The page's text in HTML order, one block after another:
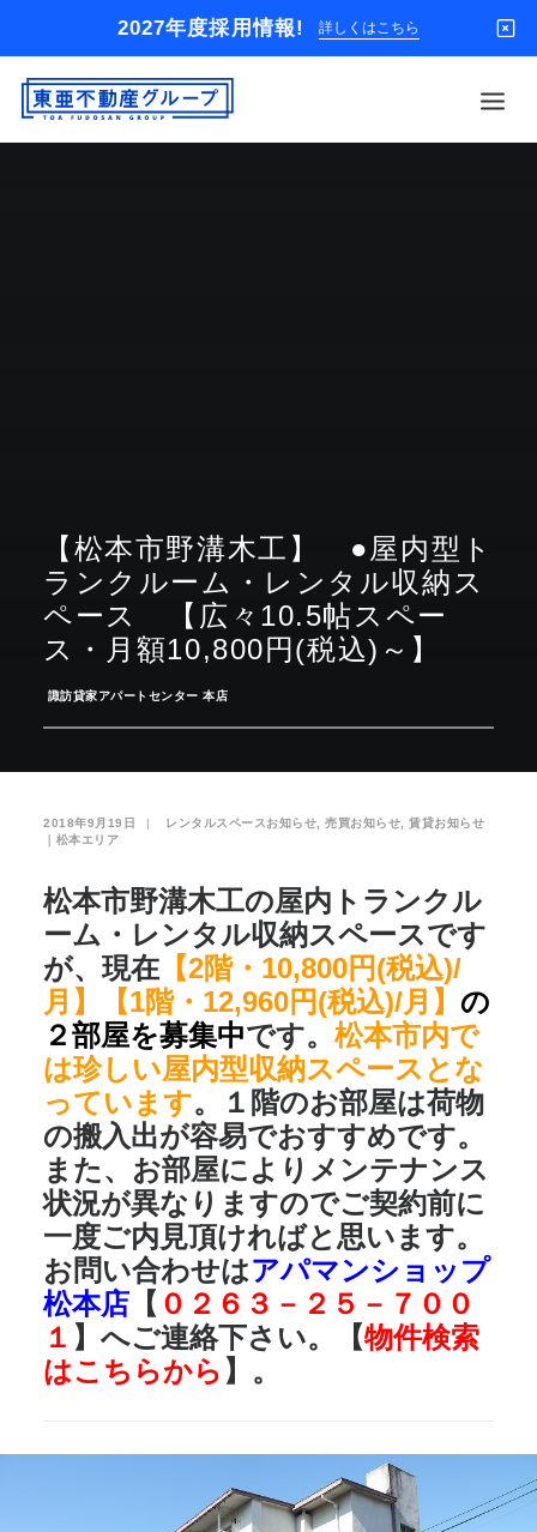
2027年度採用情報! 詳しくはこちら
お気に入り 閲覧履歴
【松本市野溝木工】 ●屋内型ト
ランクルーム・レンタル収納ス
ペース 【広々10.5帖スペー
ス・月額10,800円(税込)～】
諏訪貸家アパートセンター 本店
2018年9月19日 | レンタルスペースお知らせ 売買お知らせ
賃貸お知らせ
｜松本エリア
松本市野溝木工の屋内トランクル
ーム・レンタル収納スペースです
が、現在 【2階・10,800円(税込)/
月】【1階・12,960円(税込)/月】 の
２部屋を募集中です。 松本市内で
は珍しい屋内型収納スペースとな
っています。１階のお部屋は荷物
の搬入出が容易でおすすめです。
また、お部屋によりメンテナンス
状況が異なりますのでご契約前に
一度ご内見頂ければと思います。
お問い合わせはアパマンショップ
松本店 【 ０２６３－２５－７００
１ 】へご連絡下さい。【物件検索
はこちらから 】。